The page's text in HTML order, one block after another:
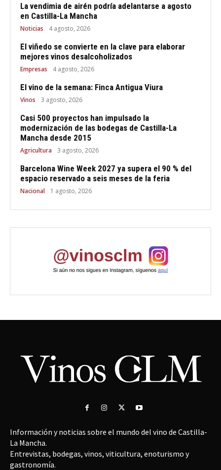
La vendimia de airén podría adelantarse a agosto
en Castilla-La Mancha
Noticias 4 agosto, 2026
El viñedo se convierte en la clave para elaborar
mejores vinos desalcoholizados
Empresas 4 agosto, 2026
El vino de la semana: Finca Antigua Viura
Vinos 3 agosto, 2026
Casi 500 proyectos han impulsado la
modernización de las bodegas de Castilla-La
Mancha desde 2015
Agricultura 3 agosto, 2026
Barcelona Wine Week 2027 ya supera el 90 % del
espacio reservado a seis meses de la feria
Nacional 1 agosto, 2026
Información y noticias sobre el mundo del vino de Castilla-
La Mancha.
Entrevistas, bodegas, vinos, viticultura, enoturismo y
gastronomía.